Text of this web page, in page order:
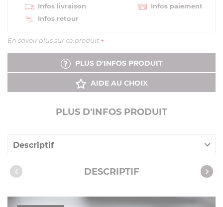
Infos livraison
Infos paiement
Infos retour
En savoir plus sur ce produit +
PLUS D'INFOS PRODUIT
AIDE AU CHOIX
PLUS D'INFOS PRODUIT
Descriptif
Caractéristiques
DESCRIPTIF